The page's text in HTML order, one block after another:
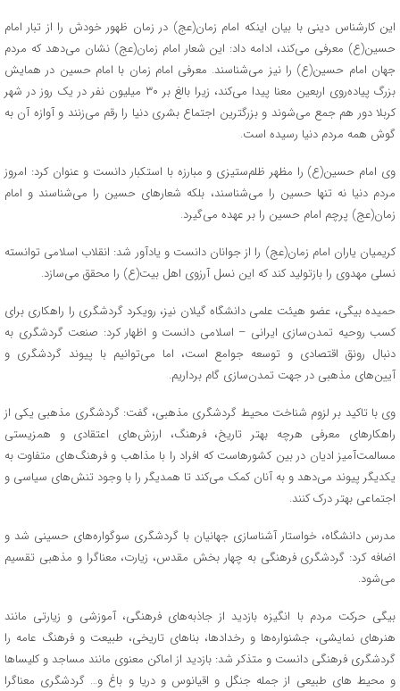
این کارشناس دینی با بیان اینکه امام زمان(عج) در زمان ظهور خودش را از تبار امام
حسین(ع) معرفی می‌کند، ادامه داد: این شعار امام زمان(عج) نشان می‌دهد که مردم
جهان امام حسین(ع) را نیز می‌شناسند. معرفی امام زمان با امام حسین در همایش
بزرگ پیاده‌روی اربعین معنا پیدا می‌کند، زیرا بالغ بر ۳۰ میلیون نفر در یک روز در شهر
کربلا دور هم جمع می‌شوند و بزرگترین اجتماع بشری دنیا را رقم می‌زنند و آوازه آن به
گوش همه مردم دنیا رسیده است.
وی امام حسین(ع) را مظهر ظلم‌ستیزی و مبارزه با استکبار دانست و عنوان کرد: امروز
مردم دنیا نه تنها حسین را می‌شناسند، بلکه شعارهای حسین را می‌شناسند و امام
زمان(عج) پرچم امام حسین را بر عهده می‌گیرد.
کریمیان یاران امام زمان(عج) را از جوانان دانست و یادآور شد: انقلاب اسلامی توانسته
نسلی مهدوی را بازتولید کند که این نسل آرزوی اهل بیت(ع) را محقق می‌سازد.
حمیده بیگی، عضو هیئت علمی دانشگاه گیلان نیز، رویکرد گردشگری را راهکاری برای
کسب روحیه تمدن‌سازی ایرانی – اسلامی دانست و اظهار کرد: صنعت گردشگری به
دنبال رونق اقتصادی و توسعه جوامع است، اما می‌توانیم با پیوند گردشگری و
آیین‌های مذهبی در جهت تمدن‌سازی گام برداریم.
وی با تاکید بر لزوم شناخت محیط گردشگری مذهبی، گفت: گردشگری مذهبی یکی از
راهکارهای معرفی هرچه بهتر تاریخ، فرهنگ، ارزش‌های اعتقادی و همزیستی
مسالمت‌آمیز ادیان در بین کشورهاست که افراد را با مذاهب و فرهنگ‌های متفاوت به
یکدیگر پیوند می‌دهد و به آنان کمک می‌کند تا همدیگر را با وجود تنش‌های سیاسی و
اجتماعی بهتر درک کنند.
مدرس دانشگاه، خواستار آشناسازی جهانیان با گردشگری سوگواره‌های حسینی شد و
اضافه کرد: گردشگری فرهنگی به چهار بخش مقدس، زیارت، معناگرا و مذهبی تقسیم
می‌شود.
بیگی حرکت مردم با انگیزه بازدید از جاذبه‌های فرهنگی، آموزشی و زیارتی مانند
هنرهای نمایشی، جشنواره‌ها و رخدادها، بناهای تاریخی، طبیعت و فرهنگ عامه را
گردشگری فرهنگی دانست و متذکر شد: بازدید از اماکن معنوی مانند مساجد و کلیساها
و محیط های طبیعی از جمله جنگل و اقیانوس و دریا و باغ و… گردشگری معناگرا